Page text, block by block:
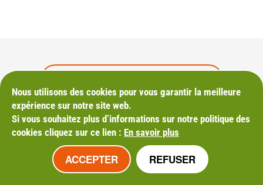
Mentions légales
Plan du site
Nous utilisons des cookies pour vous garantir la meilleure
expérience sur notre site web.
Si vous souhaitez plus d’informations sur notre politique des
cookies cliquez sur ce lien : En savoir plus
ACCEPTER REFUSER